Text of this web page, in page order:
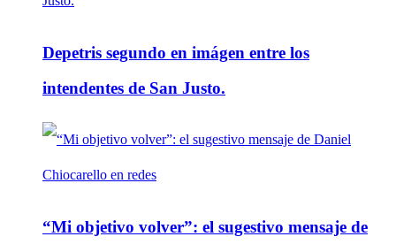
Depetris segundo en imágen entre los
intendentes de San Justo.
“Mi objetivo volver”: el sugestivo mensaje de